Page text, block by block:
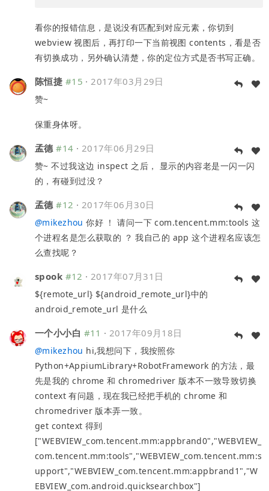
看你的报错信息，是说没有匹配到对应元素，你切到
webview 视图后，再打印一下当前视图 contents，看是否
有切换成功，另外确认清楚，你的定位方式是否书写正确。
陈恒捷 #15 ·2017年03月29日
赞~
保重身体呀。
孟德 #14 · 2017年06月29日
赞~ 不过我这边 inspect 之后， 显示的内容老是一闪一闪
的，有碰到过没？
孟德 #12 · 2017年06月30日
@mikezhou 你好 ！ 请问一下 com.tencent.mm:tools 这
个进程名是怎么获取的 ？ 我自己的 app 这个进程名应该怎
么查找呢？
spook #12 ·2017年07月31日
${remote_url} ${android_remote_url}中的
android_remote_url 是什么
一个小小白 #11 ·2017年09月18日
@mikezhou hi,我想问下，我按照你
Python+AppiumLibrary+RobotFramework 的方法，最
先是我的 chrome 和 chromedriver 版本不一致导致切换
context 有问题，现在我已经把手机的 chrome 和
chromedriver 版本弄一致。
get context 得到
["WEBVIEW_com.tencent.mm:appbrand0","WEBVIEW_
com.tencent.mm:tools","WEBVIEW_com.tencent.mm:s
upport","WEBVIEW_com.tencent.mm:appbrand1","W
EBVIEW_com.android.quicksearchbox"]